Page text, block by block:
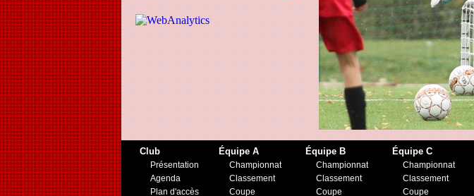
Club
Présentation
Agenda
Plan d'accès
Équipe A
Championnat
Classement
Coupe
Équipe B
Championnat
Classement
Coupe
Équipe C
Championnat
Classement
Coupe